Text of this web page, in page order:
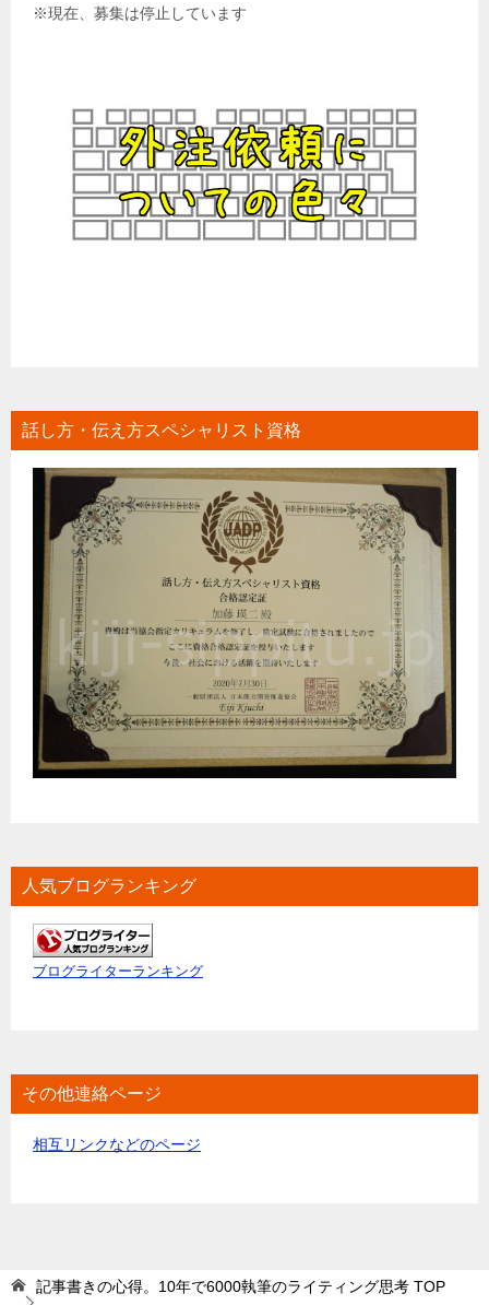
※現在、募集は停止しています
話し方・伝え方スペシャリスト資格
人気ブログランキング
ブログライターランキング
その他連絡ページ
相互リンクなどのページ
記事書きの心得。10年で6000執筆のライティング思考 TOP